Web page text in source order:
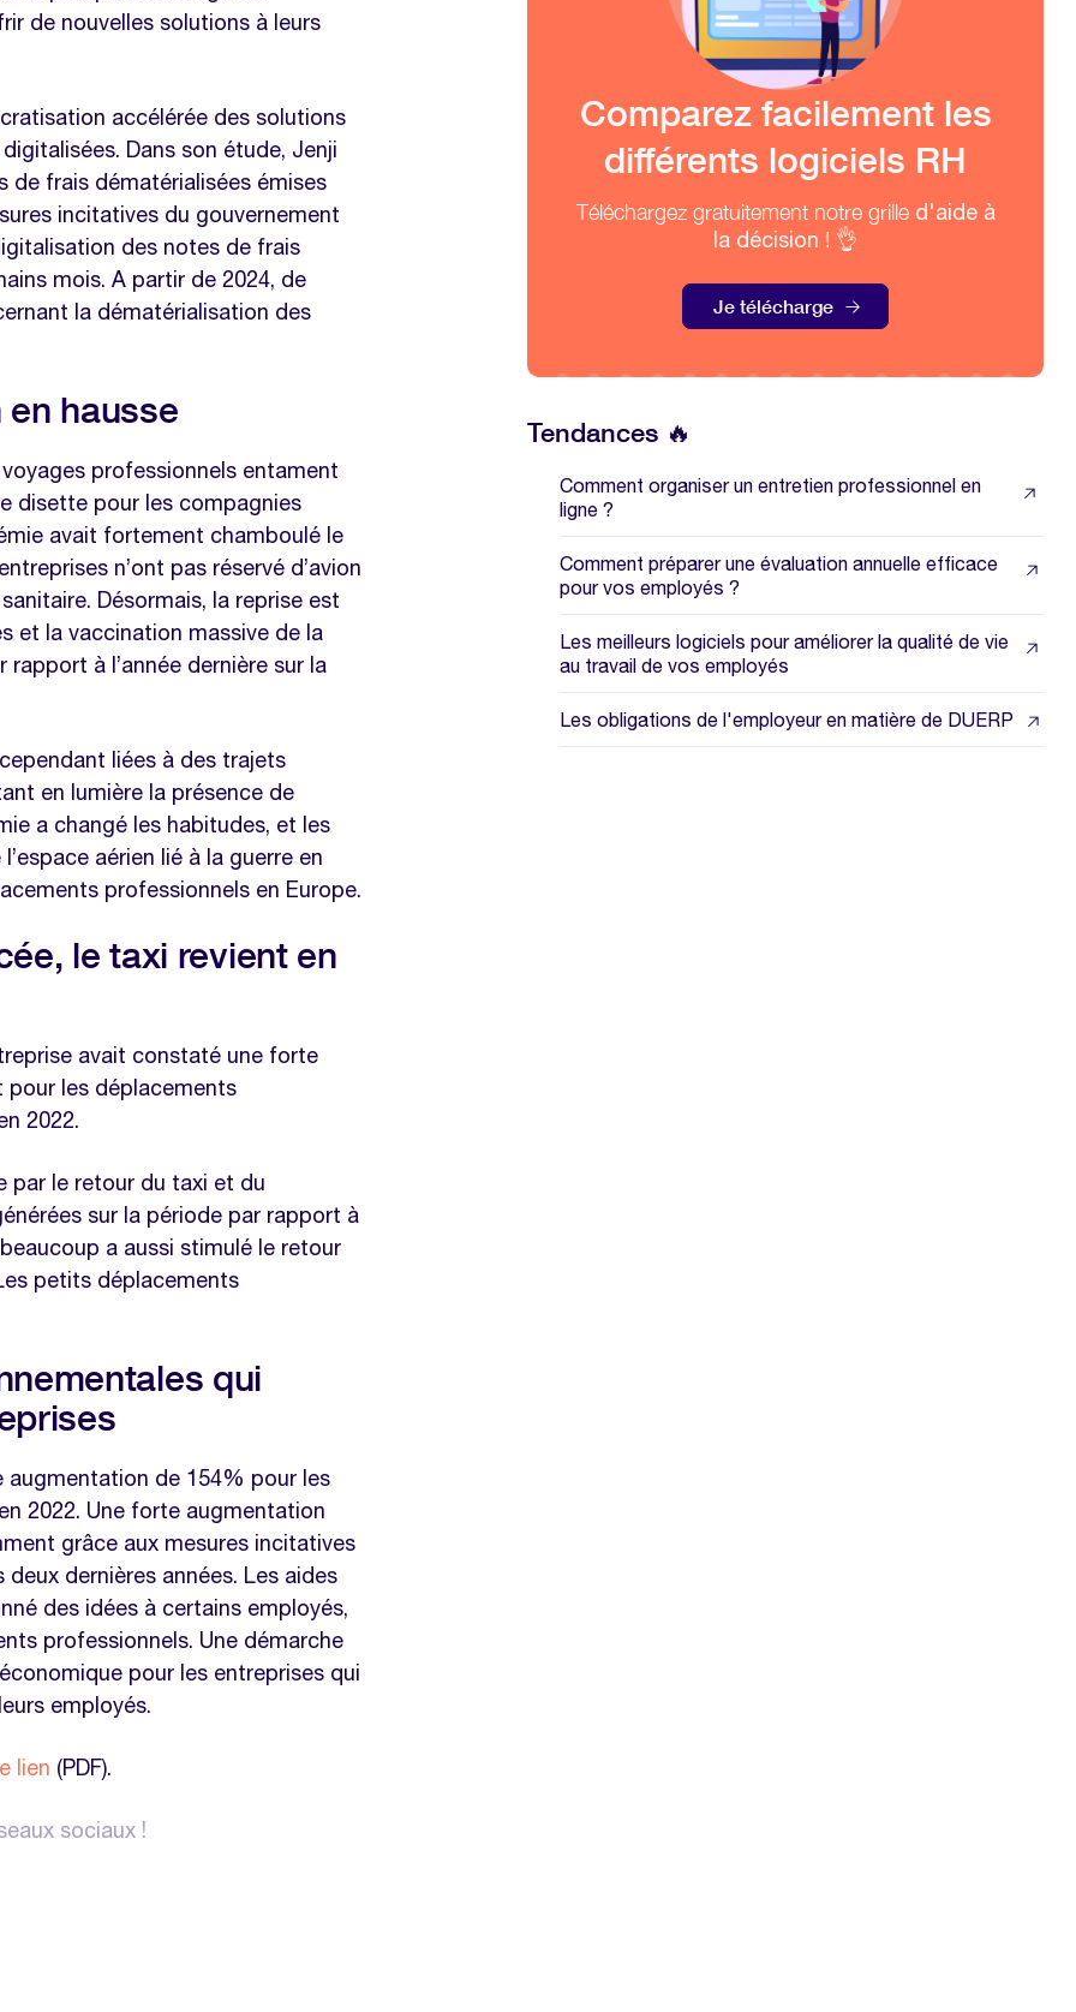
de nouvelles solutions à leurs
accélérée des solutions
Dans son étude, Jenji
frais dématérialisées émises
incitatives du gouvernement
des notes de frais
mois. A partir de 2024, de
la dématérialisation des
hausse
professionnels entament
disette pour les compagnies
avait fortement chamboulé le
n’ont pas réservé d’avion
Désormais, la reprise est
et la vaccination massive de la
à l’année dernière sur la
liées à des trajets
en lumière la présence de
a changé les habitudes, et les
aérien lié à la guerre en
professionnels en Europe.
le taxi revient en
avait constaté une forte
pour les déplacements
2022.
par le retour du taxi et du
sur la période par rapport à
a aussi stimulé le retour
petits déplacements
qui
augmentation de 154% pour les
2022. Une forte augmentation
grâce aux mesures incitatives
dernières années. Les aides
des idées à certains employés,
professionnels. Une démarche
pour les entreprises qui
employés.
lien (PDF).
sociaux !
Comparez facilement les
différents logiciels RH
Téléchargez gratuitement notre grille d'aide à
la décision ! 👌
Je télécharge
Tendances 🔥
Comment organiser un entretien professionnel en
ligne ?
Comment préparer une évaluation annuelle efficace
pour vos employés ?
Les meilleurs logiciels pour améliorer la qualité de vie
au travail de vos employés
Les obligations de l'employeur en matière de DUERP